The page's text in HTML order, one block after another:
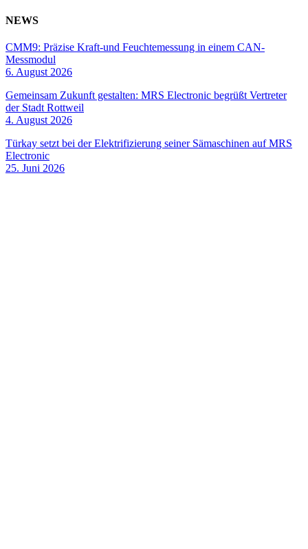
NEWS
CMM9: Präzise Kraft-und Feuchtemessung in einem CAN-
Messmodul
6. August 2026
Gemeinsam Zukunft gestalten: MRS Electronic begrüßt Vertreter
der Stadt Rottweil
4. August 2026
Türkay setzt bei der Elektrifizierung seiner Sämaschinen auf MRS
Electronic
25. Juni 2026